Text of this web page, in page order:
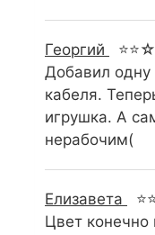
Георгий
Добавил одну
кабеля.
игрушка. А
нерабочим(
Елизавета
Цвет конечно